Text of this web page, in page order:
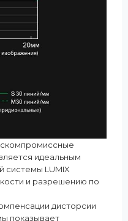
идеальным
системы LUMIX
и разрешению по
дисторсии
показывает